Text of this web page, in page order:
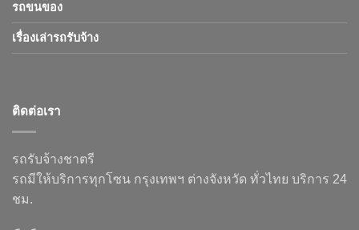
รถขนของ
เรื่องเล่ารถรับจ้าง
ติดต่อเรา
รถรับจ้างชาตรี
รถมีให้บริการทุกโซน กรุงเทพฯ ต่างจังหวัด ทั่วไทย บริการ 24
ชม.